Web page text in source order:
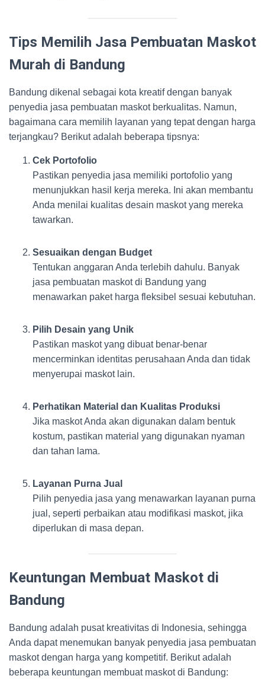
Tips Memilih Jasa Pembuatan Maskot
Murah di Bandung
Bandung dikenal sebagai kota kreatif dengan banyak
penyedia jasa pembuatan maskot berkualitas. Namun,
bagaimana cara memilih layanan yang tepat dengan harga
terjangkau? Berikut adalah beberapa tipsnya:
Cek Portofolio
Pastikan penyedia jasa memiliki portofolio yang
menunjukkan hasil kerja mereka. Ini akan membantu
Anda menilai kualitas desain maskot yang mereka
tawarkan.
Sesuaikan dengan Budget
Tentukan anggaran Anda terlebih dahulu. Banyak
jasa pembuatan maskot di Bandung yang
menawarkan paket harga fleksibel sesuai kebutuhan.
Pilih Desain yang Unik
Pastikan maskot yang dibuat benar-benar
mencerminkan identitas perusahaan Anda dan tidak
menyerupai maskot lain.
Perhatikan Material dan Kualitas Produksi
Jika maskot Anda akan digunakan dalam bentuk
kostum, pastikan material yang digunakan nyaman
dan tahan lama.
Layanan Purna Jual
Pilih penyedia jasa yang menawarkan layanan purna
jual, seperti perbaikan atau modifikasi maskot, jika
diperlukan di masa depan.
Keuntungan Membuat Maskot di
Bandung
Bandung adalah pusat kreativitas di Indonesia, sehingga
Anda dapat menemukan banyak penyedia jasa pembuatan
maskot dengan harga yang kompetitif. Berikut adalah
beberapa keuntungan membuat maskot di Bandung: